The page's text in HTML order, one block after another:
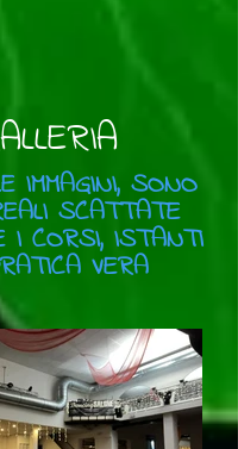
IMMAGINI, SONO
SCATTATE
I CORSI, ISTANTI
VERA